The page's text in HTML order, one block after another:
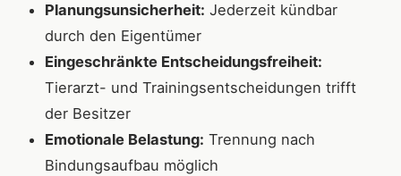
Planungsunsicherheit: Jederzeit kündbar
durch den Eigentümer
Eingeschränkte Entscheidungsfreiheit:
Tierarzt- und Trainingsentscheidungen trifft
der Besitzer
Emotionale Belastung: Trennung nach
Bindungsaufbau möglich